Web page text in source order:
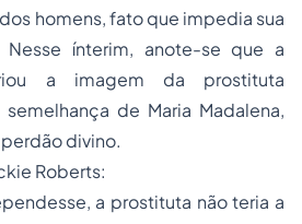
homens, fato que impedia sua
Nesse ínterim, anote-se que a
a imagem da prostituta
de Maria Madalena,
divino.
Roberts:
a prostituta não teria a